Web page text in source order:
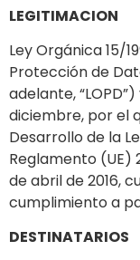
LEGITIMACION
Ley Orgánica 15/
Protección de
adelante,
diciembre, por el
Desarrollo de la
Reglamento (UE)
de abril de 2016,
cumplimiento a
DESTINATARIOS